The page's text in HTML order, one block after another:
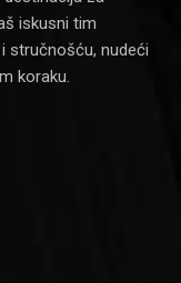
iskusni tim
stručnošću, nudeći
koraku.